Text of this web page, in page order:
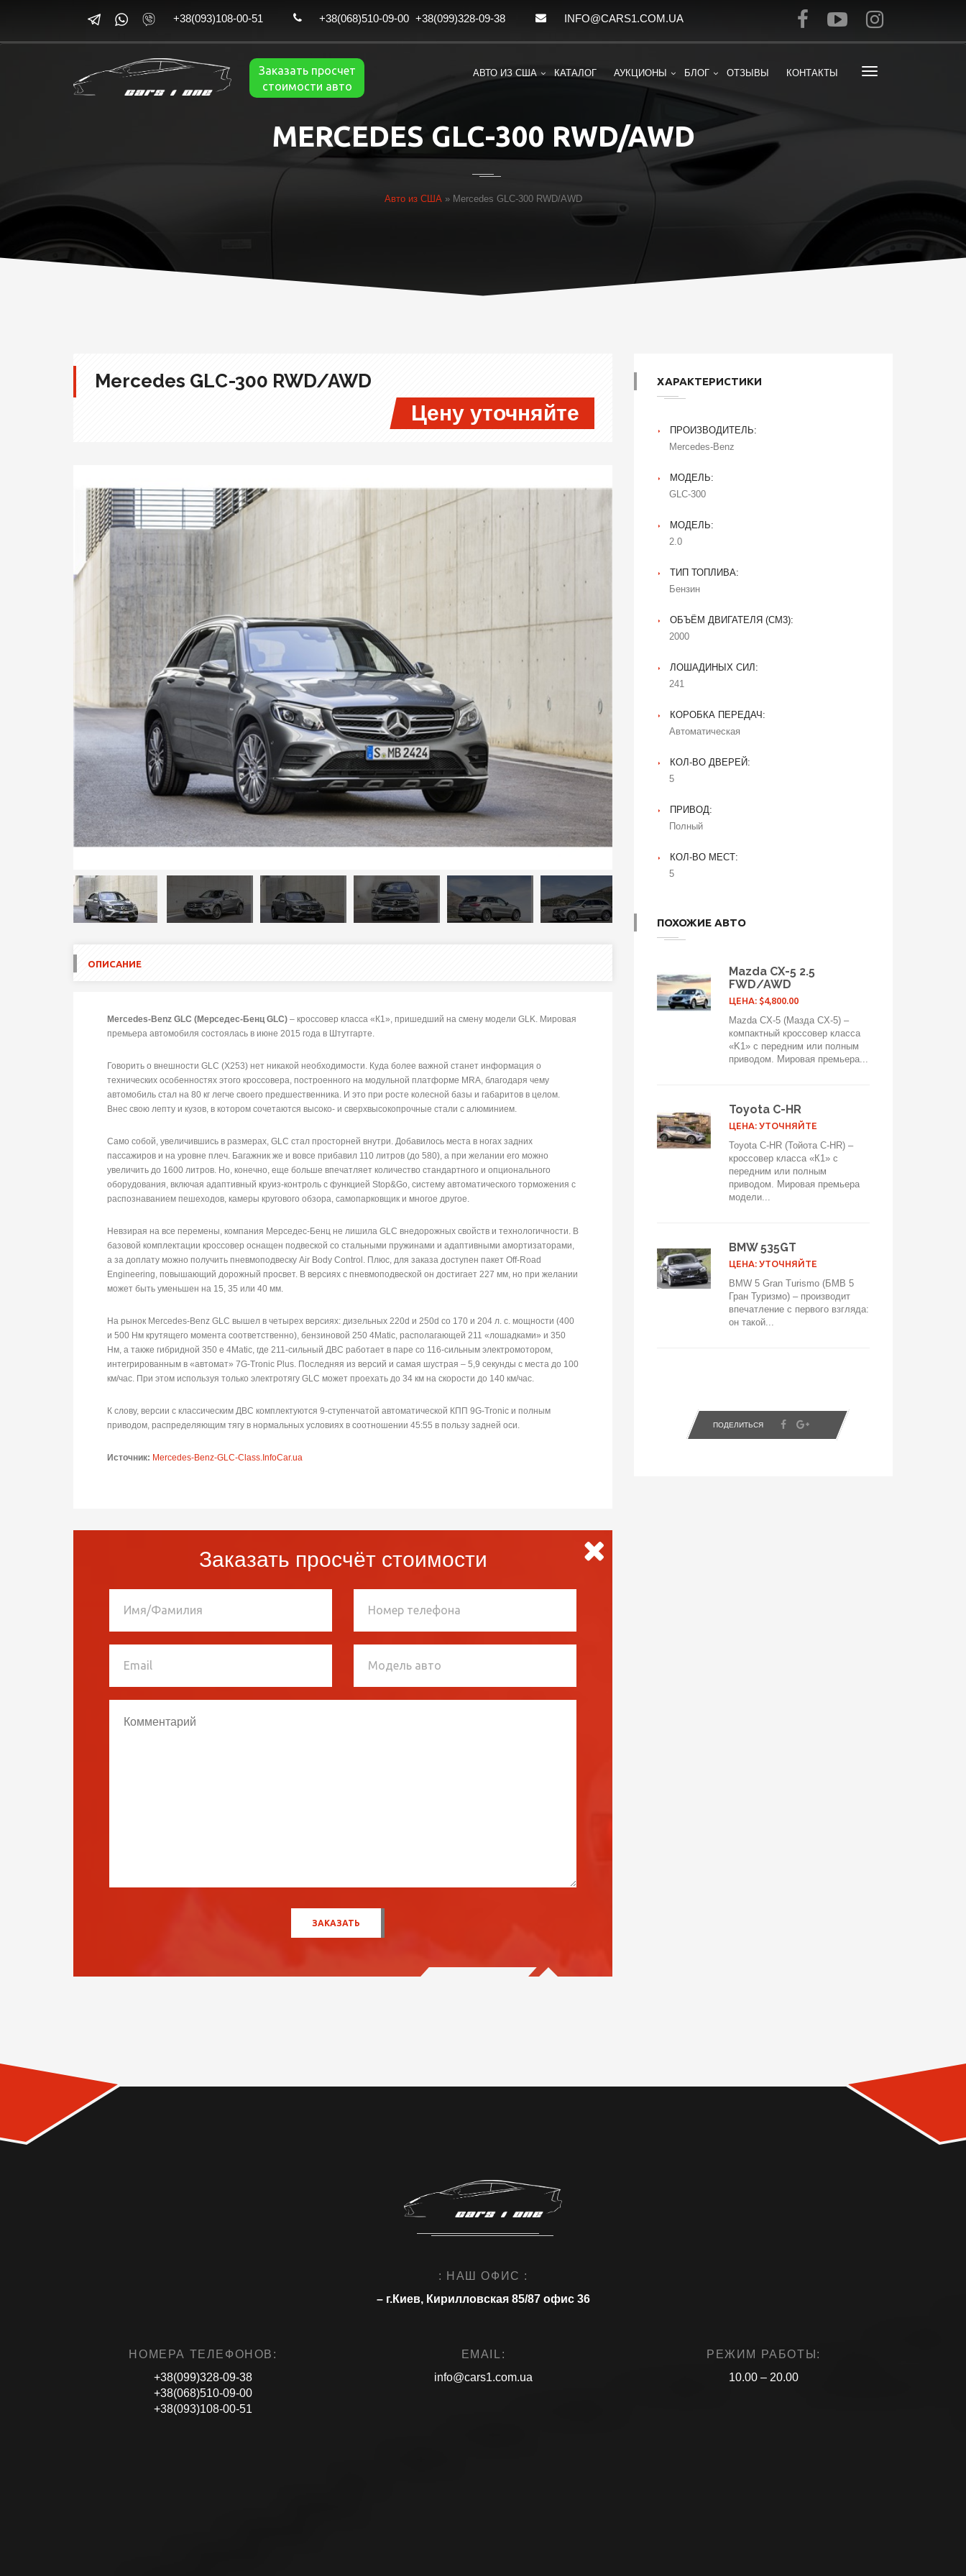
+38(093)108-00-51 +38(068)510-09-00 +38(099)328-09-38 INFO@CARS1.COM.UA
Заказать просчет
стоимости авто
АВТО ИЗ США КАТАЛОГ АУКЦИОНЫ БЛОГ ОТЗЫВЫ КОНТАКТЫ
MERCEDES GLC-300 RWD/AWD
Авто из США» Mercedes GLC-300 RWD/AWD
Mercedes GLC-300 RWD/AWD
Цену уточняйте
ОПИСАНИЕ
Mercedes-Benz GLC (Мерседес-Бенц GLC) – кроссовер класса «К1», пришедший на смену модели GLK. Мировая
премьера автомобиля состоялась в июне 2015 года в Штутгарте.
Говорить о внешности GLC (X253) нет никакой необходимости. Куда более важной станет информация о
технических особенностях этого кроссовера, построенного на модульной платформе MRA, благодаря чему
автомобиль стал на 80 кг легче своего предшественника. И это при росте колесной базы и габаритов в целом.
Внес свою лепту и кузов, в котором сочетаются высоко- и сверхвысокопрочные стали с алюминием.
Само собой, увеличившись в размерах, GLC стал просторней внутри. Добавилось места в ногах задних
пассажиров и на уровне плеч. Багажник же и вовсе прибавил 110 литров (до 580), а при желании его можно
увеличить до 1600 литров. Но, конечно, еще больше впечатляет количество стандартного и опционального
оборудования, включая адаптивный круиз-контроль с функцией Stop&Go, систему автоматического торможения с
распознаванием пешеходов, камеры кругового обзора, самопарковщик и многое другое.
Невзирая на все перемены, компания Мерседес-Бенц не лишила GLC внедорожных свойств и технологичности. В
базовой комплектации кроссовер оснащен подвеской со стальными пружинами и адаптивными амортизаторами,
а за доплату можно получить пневмоподвеску Air Body Control. Плюс, для заказа доступен пакет Off-Road
Engineering, повышающий дорожный просвет. В версиях с пневмоподвеской он достигает 227 мм, но при желании
может быть уменьшен на 15, 35 или 40 мм.
На рынок Mercedes-Benz GLC вышел в четырех версиях: дизельных 220d и 250d со 170 и 204 л. с. мощности (400
и 500 Нм крутящего момента соответственно), бензиновой 250 4Matic, располагающей 211 «лошадками» и 350
Нм, а также гибридной 350 e 4Matic, где 211-сильный ДВС работает в паре со 116-сильным электромотором,
интегрированным в «автомат» 7G-Tronic Plus. Последняя из версий и самая шустрая – 5,9 секунды с места до 100
км/час. При этом используя только электротягу GLC может проехать до 34 км на скорости до 140 км/час.
К слову, версии с классическим ДВС комплектуются 9-ступенчатой автоматической КПП 9G-Tronic и полным
приводом, распределяющим тягу в нормальных условиях в соотношении 45:55 в пользу задней оси.
Источник: Mercedes-Benz-GLC-Class.InfoCar.ua
Заказать просчёт стоимости
ХАРАКТЕРИСТИКИ
ПРОИЗВОДИТЕЛЬ:
Mercedes-Benz
МОДЕЛЬ:
GLC-300
МОДЕЛЬ:
2.0
ТИП ТОПЛИВА:
Бензин
ОБЪЁМ ДВИГАТЕЛЯ (CM3):
2000
ЛОШАДИНЫХ СИЛ:
241
КОРОБКА ПЕРЕДАЧ:
Автоматическая
КОЛ-ВО ДВЕРЕЙ:
5
ПРИВОД:
Полный
КОЛ-ВО МЕСТ:
5
ПОХОЖИЕ АВТО
Mazda CX-5 2.5
FWD/AWD
ЦЕНА: $4,800.00
Mazda CX-5 (Мазда CX-5) –
компактный кроссовер класса
«K1» с передним или полным
приводом. Мировая премьера...
Toyota C-HR
ЦЕНА: УТОЧНЯЙТЕ
Toyota C-HR (Тойота C-HR) –
кроссовер класса «К1» с
передним или полным
приводом. Мировая премьера
модели...
BMW 535GT
ЦЕНА: УТОЧНЯЙТЕ
BMW 5 Gran Turismo (БМВ 5
Гран Туризмо) – производит
впечатление с первого взгляда:
он такой...
ПОДЕЛИТЬСЯ
: НАШ ОФИС :
– г.Киев, Кирилловская 85/87 офис 36
НОМЕРА ТЕЛЕФОНОВ:
+38(099)328-09-38
+38(068)510-09-00
+38(093)108-00-51
EMAIL:
info@cars1.com.ua
РЕЖИМ РАБОТЫ:
10.00 – 20.00